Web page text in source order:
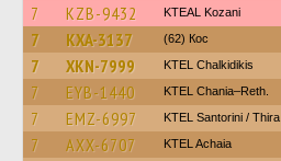
7 KZB-9432 KTEAL Kozani
7 KXA-3137 (62) Кос
7 XKN-7999 ΚΤΕL Chalkidikis
7 EYB-1440 KTEL Chania–Reth.
7 EMZ-6997 KTEL Santorini / Thira
7 AXX-6707 KTEL Achaia